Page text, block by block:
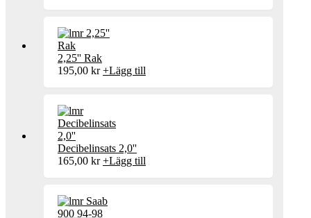
2,25'' Rak
195,00 kr +Lägg till
Decibelinsats 2,0''
165,00 kr +Lägg till